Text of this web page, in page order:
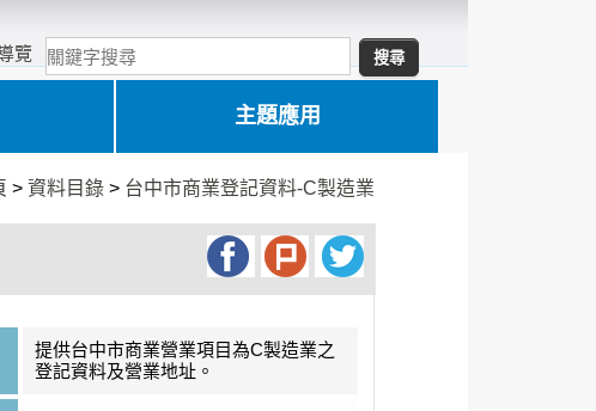
覽
主題應用
>資料目錄 > 台中市商業登記資料-C製造業
提供台中市商業營業項目為C製造業之
登記資料及營業地址。